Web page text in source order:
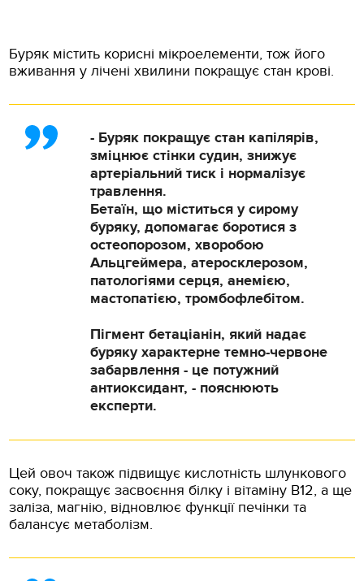
Буряк містить корисні мікроелементи, тож його
вживання у лічені хвилини покращує стан крові.
- Буряк покращує стан капілярів,
зміцнює стінки судин, знижує
артеріальний тиск і нормалізує
травлення.
Бетаїн, що міститься у сирому
буряку, допомагає боротися з
остеопорозом, хворобою
Альцгеймера, атеросклерозом,
патологіями серця, анемією,
мастопатією, тромбофлебітом.
Пігмент бетаціанін, який надає
буряку характерне темно-червоне
забарвлення - це потужний
антиоксидант, - пояснюють
експерти.
Цей овоч також підвищує кислотність шлункового
соку, покращує засвоєння білку і вітаміну В12, а ще
заліза, магнію, відновлює функції печінки та
балансує метаболізм.